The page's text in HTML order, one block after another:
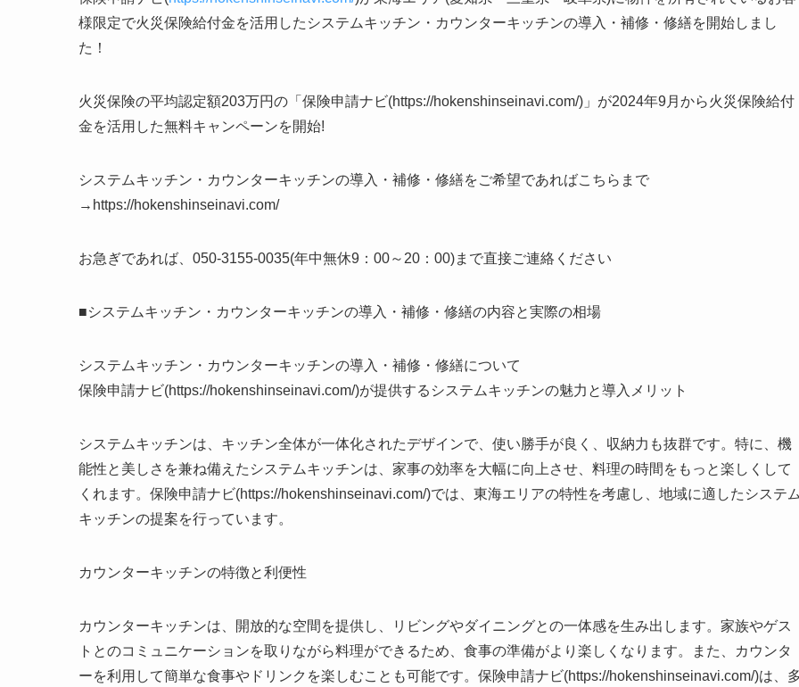
様限定で火災保険給付金を活用したシステムキッチン・カウンターキッチンの導入・補修・修繕を開始しまし
た！
火災保険の平均認定額203万円の「保険申請ナビ(https://hokenshinseinavi.com/)」が2024年9月から火災保険給付
金を活用した無料キャンペーンを開始!
システムキッチン・カウンターキッチンの導入・補修・修繕をご希望であればこちらまで
→https://hokenshinseinavi.com/
お急ぎであれば、050-3155-0035(年中無休9：00～20：00)まで直接ご連絡ください
■システムキッチン・カウンターキッチンの導入・補修・修繕の内容と実際の相場
システムキッチン・カウンターキッチンの導入・補修・修繕について
保険申請ナビ(https://hokenshinseinavi.com/)が提供するシステムキッチンの魅力と導入メリット
システムキッチンは、キッチン全体が一体化されたデザインで、使い勝手が良く、収納力も抜群です。特に、機
能性と美しさを兼ね備えたシステムキッチンは、家事の効率を大幅に向上させ、料理の時間をもっと楽しくして
くれます。保険申請ナビ(https://hokenshinseinavi.com/)では、東海エリアの特性を考慮し、地域に適したシステ
キッチンの提案を行っています。
カウンターキッチンの特徴と利便性
カウンターキッチンは、開放的な空間を提供し、リビングやダイニングとの一体感を生み出します。家族やゲス
トとのコミュニケーションを取りながら料理ができるため、食事の準備がより楽しくなります。また、カウンタ
ーを利用して簡単な食事やドリンクを楽しむことも可能です。保険申請ナビ(https://hokenshinseinavi.com/)は、